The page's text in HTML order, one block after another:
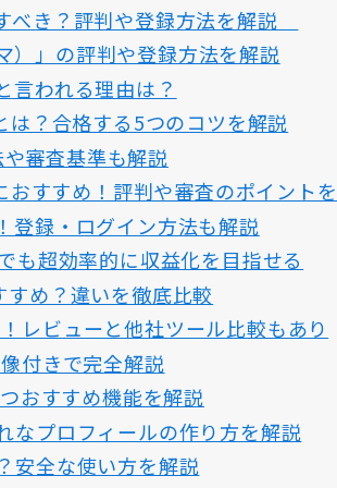
べき？評判や登録方法を解説
）」の評判や登録方法を解説
言われる理由は？
は？合格する5つのコツを解説
審査基準も解説
すすめ！評判や審査のポイント
登録・ログイン方法も解説
も超効率的に収益化を目指せる
め？違いを徹底比較
レビューと他社ツール比較もあり
付きで完全解説
おすすめ機能を解説
プロフィールの作り方を解説
安全な使い方を解説